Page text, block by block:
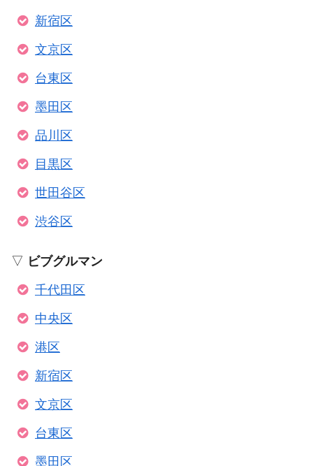
新宿区
文京区
台東区
墨田区
品川区
目黒区
世田谷区
渋谷区
▽ ビブグルマン
千代田区
中央区
港区
新宿区
文京区
台東区
墨田区